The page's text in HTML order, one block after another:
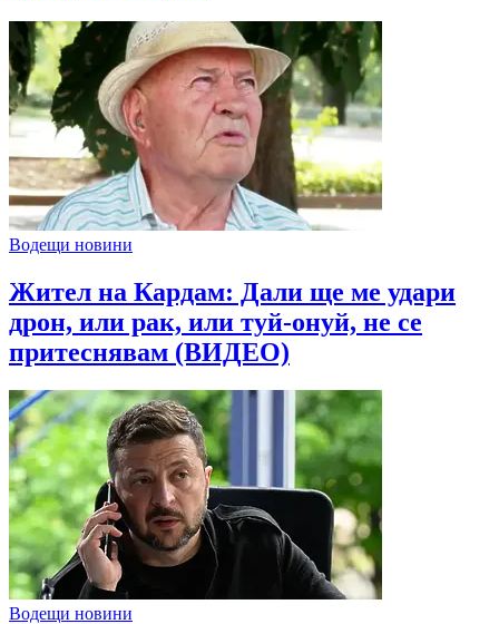
Водещи новини
Жител на Кардам: Дали ще ме удари
дрон, или рак, или туй-онуй, не се
притеснявам (ВИДЕО)
Водещи новини